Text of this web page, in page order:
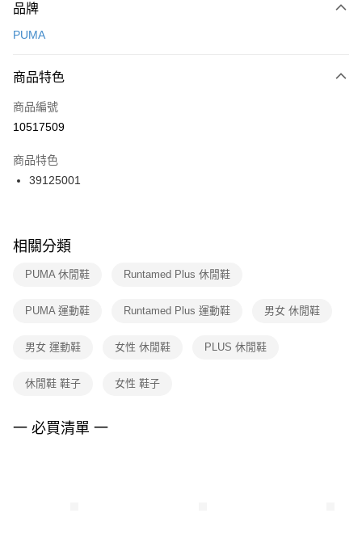
台灣樂天信用卡公司
【關於「AFTEE先享後付」】
便利好安心！
３．安心：先確認商品／服務後，再付款。
【「AFTEE先享後付」結帳流程】
１．於結帳方式選擇「AFTEE先享後付」後，將跳轉至「AFTEE先享後付」
２．訂單成立數日內，您將收到繳費通知簡訊。
３．收到繳費通知簡訊後14天內，點擊此簡訊中的連結，可透過四大超商／
ATM／網路銀行／等多元方式進行付款，方視為交易完成。
※ 交易是否成功請以「AFTEE先享後付 」之結帳頁面顯示為準，若有關於
是否繳費成功／繳費後需取消欲退款等相關疑問，請聯繫「AFTEE先享後付
客戶支援中心」https://netprotections.freshdesk.com/support/home
１．透過由恩沛科技股份有限公司提供之「AFTEE先享後付」服務完成之交
權轉讓予恩沛科技股份有限公司。
３．未成年的使用者請事先徵得法定代理人或監護人之同意方可使用
４．使用「AFTEE先享後付」時，將依據個別帳號之用戶狀況，依本公司即
運送方式
每筆NT$100，滿NT$1,500(含以上)免運費
宅配
每筆NT$100，滿NT$1,500(含以上)免運費
付款後門市自取
每筆NT$100，滿NT$1,500(含以上)免運費
品牌
PUMA
商品特色
商品編號
10517509
商品特色
39125001
相關分類
PUMA 休閒鞋 Runtamed Plus 休閒鞋
PUMA 運動鞋 Runtamed Plus 運動鞋 男女 休閒鞋
男女 運動鞋 女性 休閒鞋 PLUS 休閒鞋
休閒鞋 鞋子 女性 鞋子
一 必買清單 一